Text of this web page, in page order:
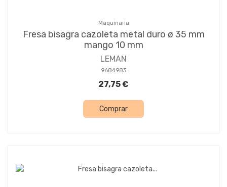
Maquinaria
Fresa bisagra cazoleta metal duro ø 35 mm
mango 10 mm
LEMAN
9684983
27,75 €
Comprar